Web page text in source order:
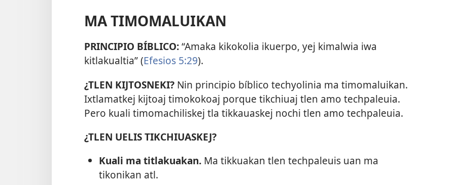
MA TIMOMALUIKAN
PRINCIPIO BÍBLICO:“Amaka kikokolia ikuerpo, yej kimalwia iwa
kitlakualtia” (Efesios 5:29).
¿TLEN KIJTOSNEKI? Nin principio bíblico techyolinia ma timomaluikan.
Ixtlamatkej kijtoaj timokokoaj porque tikchiuaj tlen amo techpaleuia.
Pero kuali timomachiliskej tla tikkauaskej nochi tlen amo techpaleuia.
¿TLEN UELIS TIKCHIUASKEJ?
Kuali ma titlakuakan.Ma tikkuakan tlen techpaleuis uan ma
tikonikan atl.